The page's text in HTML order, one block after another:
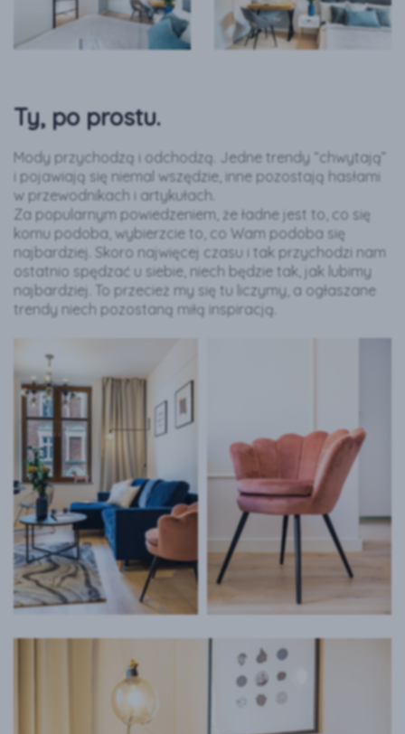
Ty, po prostu.
Mody przychodzą i odchodzą. Jedne trendy “chwytają”
i pojawiają się niemal wszędzie, inne pozostają hasłami
w przewodnikach i artykułach.
Za popularnym powiedzeniem, że ładne jest to, co się
komu podoba, wybierzcie to, co Wam podoba się
najbardziej. Skoro najwięcej czasu i tak przychodzi nam
ostatnio spędzać u siebie, niech będzie tak, jak lubimy
najbardziej. To przecież my się tu liczymy, a ogłaszane
trendy niech pozostaną miłą inspiracją.